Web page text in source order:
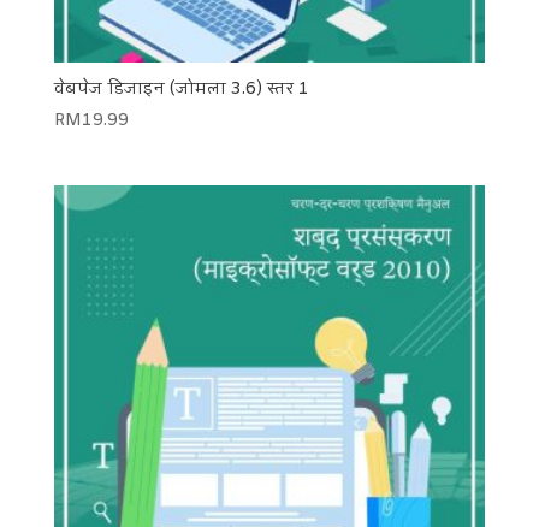
वेबपेज डिजाइन (जोमला 3.6) स्तर 1
RM19.99